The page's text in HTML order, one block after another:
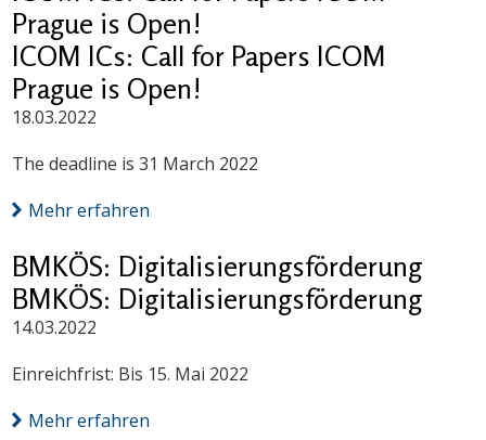
Prague is Open!
ICOM ICs: Call for Papers ICOM
Prague is Open!
18.03.2022
The deadline is 31 March 2022
Mehr erfahren
BMKÖS: Digitalisierungsförderung
BMKÖS: Digitalisierungsförderung
14.03.2022
Einreichfrist: Bis 15. Mai 2022
Mehr erfahren